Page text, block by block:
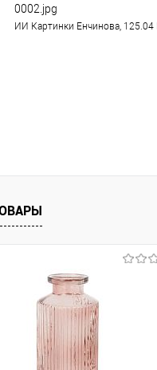
0002.jpg
ИИ Картинки Енчинова, 125.04